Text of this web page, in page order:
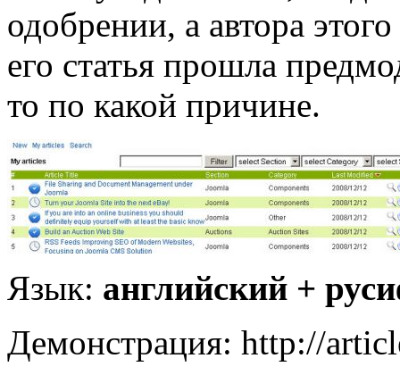
одобрении, а автора
его статья прошла
то по какой причине.
Язык: английский +
Демонстрация: http://